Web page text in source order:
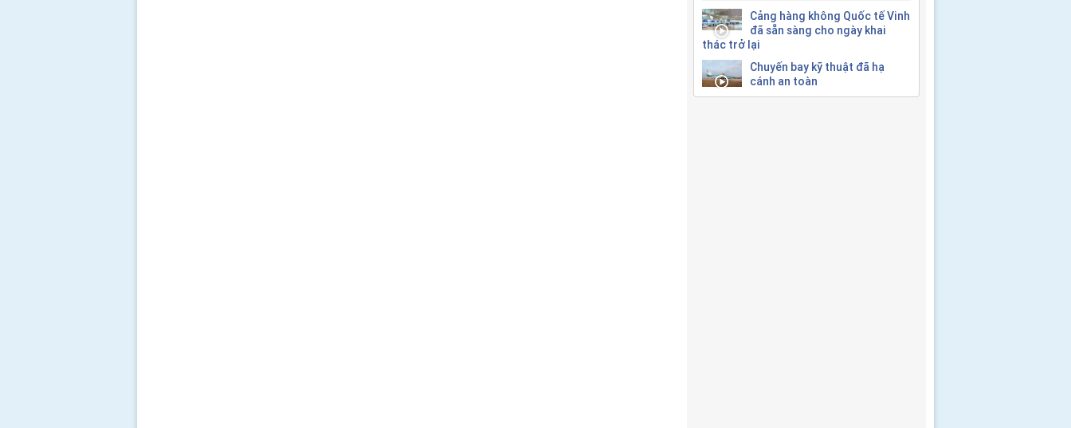
Cảng hàng không Quốc tế Vinh
đã sẵn sàng cho ngày khai
thác trở lại
Chuyến bay kỹ thuật đã hạ
cánh an toàn